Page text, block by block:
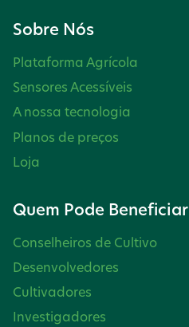
o
s
c
o
n
t
e
ú
d
Sobre Nós
Plataforma Agrícola
Sensores Acessíveis
A nossa tecnologia
Planos de preços
Loja
Quem Pode Beneficiar
Conselheiros de Cultivo
Desenvolvedores
Cultivadores
Investigadores